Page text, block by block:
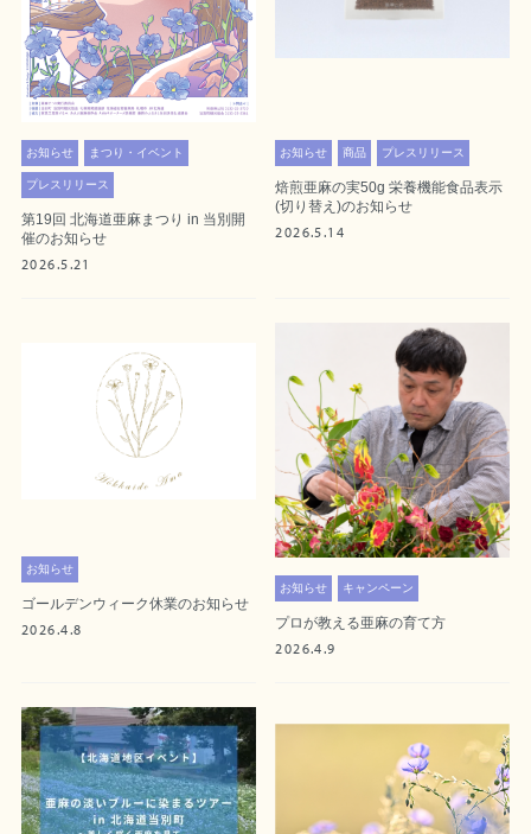
お知らせ まつり・イベント
プレスリリース
第19回 北海道亜麻まつり in 当別開
催のお知らせ
2026.5.21
お知らせ 商品 プレスリリース
焙煎亜麻の実50g 栄養機能食品表示
(切り替え)のお知らせ
2026.5.14
お知らせ
ゴールデンウィーク休業のお知らせ
2026.4.8
お知らせ キャンペーン
プロが教える亜麻の育て方
2026.4.9